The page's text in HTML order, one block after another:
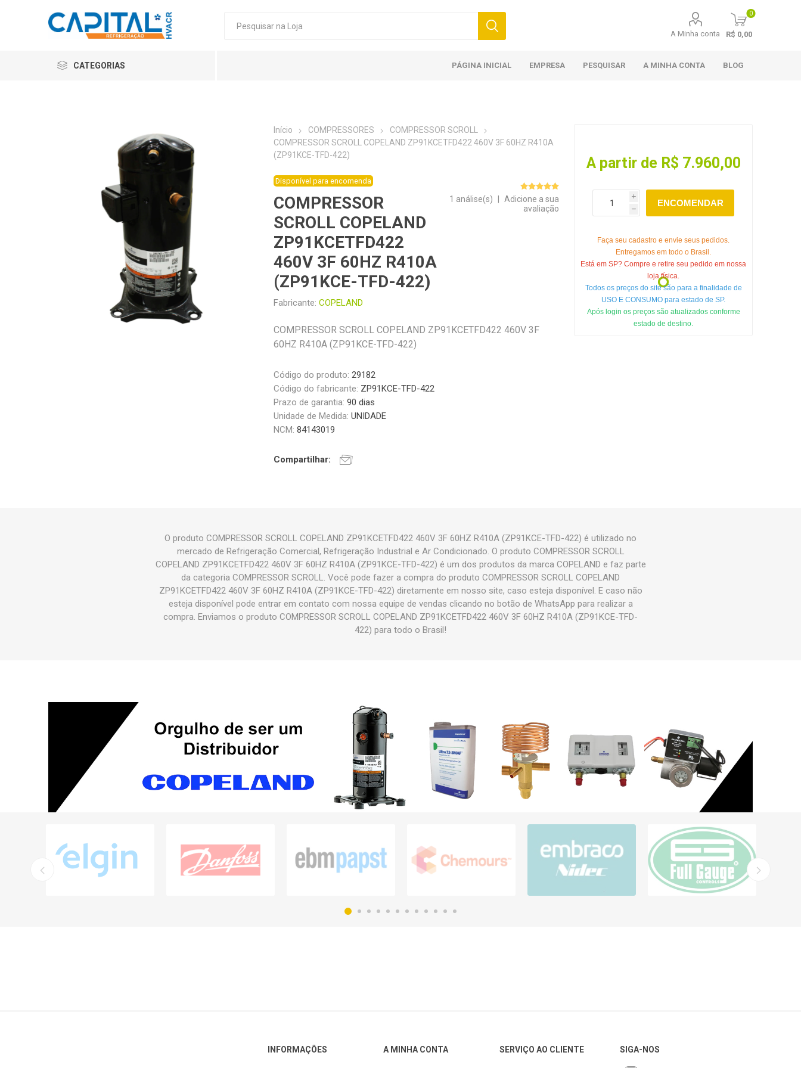
A Minha conta
0
R$ 0,00
CATEGORIAS PÁGINA INICIAL EMPRESA PESQUISAR A MINHA CONTA BLOG
Início COMPRESSORES
COMPRESSOR SCROLL
COMPRESSOR SCROLL COPELAND ZP91KCETFD422 460V 3F 60HZ R410A
(ZP91KCE-TFD-422)
Disponível para encomenda
COMPRESSOR
SCROLL COPELAND
ZP91KCETFD422
460V 3F 60HZ R410A
(ZP91KCE-TFD-422)
Fabricante: COPELAND
1 análise(s)
Adicione a sua
avaliação
COMPRESSOR SCROLL COPELAND ZP91KCETFD422 460V 3F
60HZ R410A (ZP91KCE-TFD-422)
Código do produto: 29182
Código do fabricante: ZP91KCE-TFD-422
Prazo de garantia:90 dias
Unidade de Medida:UNIDADE
NCM:84143019
Compartilhar:
A partir de R$ 7.960,00
i
h
ENCOMENDAR
Faça seu cadastro e envie seus pedidos.
Entregamos em todo o Brasil.
Está em SP? Compre e retire seu pedido em nossa
loja física.
Todos os preços do site são para a finalidade de
USO E CONSUMO para estado de SP.
Após login os preços são atualizados conforme
estado de destino.
O produto COMPRESSOR SCROLL COPELAND ZP91KCETFD422 460V 3F 60HZ R410A (ZP91KCE-TFD-422) é utilizado no
mercado de Refrigeração Comercial, Refrigeração Industrial e Ar Condicionado. O produto COMPRESSOR SCROLL
COPELAND ZP91KCETFD422 460V 3F 60HZ R410A (ZP91KCE-TFD-422) é um dos produtos da marca COPELAND e faz parte
da categoria COMPRESSOR SCROLL. Você pode fazer a compra do produto COMPRESSOR SCROLL COPELAND
ZP91KCETFD422 460V 3F 60HZ R410A (ZP91KCE-TFD-422) diretamente em nosso site, caso esteja disponível. E caso não
esteja disponível pode entrar em contato com nossa equipe de vendas clicando no botão de WhatsApp para realizar a
compra. Enviamos o produto COMPRESSOR SCROLL COPELAND ZP91KCETFD422 460V 3F 60HZ R410A (ZP91KCE-TFD-
422) para todo o Brasil!
INFORMAÇÕES A MINHA CONTA SERVIÇO AO CLIENTE SIGA-NOS